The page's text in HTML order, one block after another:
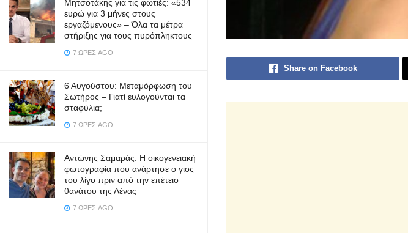
Μητσοτάκης για τις φωτιές: «534
ευρώ για 3 μήνες στους
εργαζόμενους» – Όλα τα μέτρα
στήριξης για τους πυρόπληκτους
7 ΏΡΕΣ AGO
6 Αυγούστου: Μεταμόρφωση του
Σωτήρος – Γιατί ευλογούνται τα
σταφύλια;
7 ΏΡΕΣ AGO
Αντώνης Σαμαράς: Η οικογενειακή
φωτογραφία που ανάρτησε ο γιος
του λίγο πριν από την επέτειο
θανάτου της Λένας
7 ΏΡΕΣ AGO
Share on Facebook